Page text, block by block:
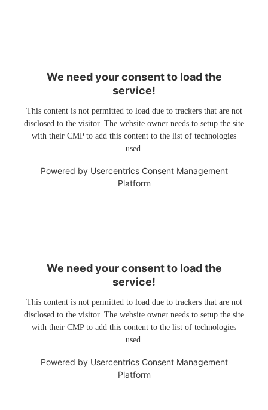
We need your consent to load the
service!
This content is not permitted to load due to trackers that are not
disclosed to the visitor. The website owner needs to setup the site
with their CMP to add this content to the list of technologies
used.
Powered by Usercentrics Consent Management
Platform
We need your consent to load the
service!
This content is not permitted to load due to trackers that are not
disclosed to the visitor. The website owner needs to setup the site
with their CMP to add this content to the list of technologies
used.
Powered by Usercentrics Consent Management
Platform